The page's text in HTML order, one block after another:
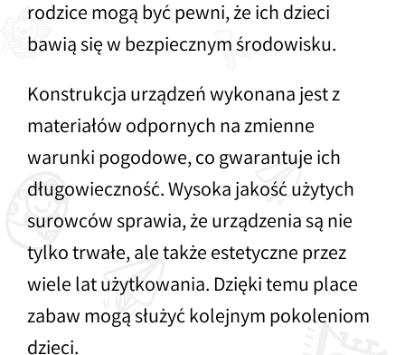
rodzice mogą być pewni, że ich dzieci
bawią się w bezpiecznym środowisku.
Konstrukcja urządzeń wykonana jest z
materiałów odpornych na zmienne
warunki pogodowe, co gwarantuje ich
długowieczność. Wysoka jakość użytych
surowców sprawia, że urządzenia są nie
tylko trwałe, ale także estetyczne przez
wiele lat użytkowania. Dzięki temu place
zabaw mogą służyć kolejnym pokoleniom